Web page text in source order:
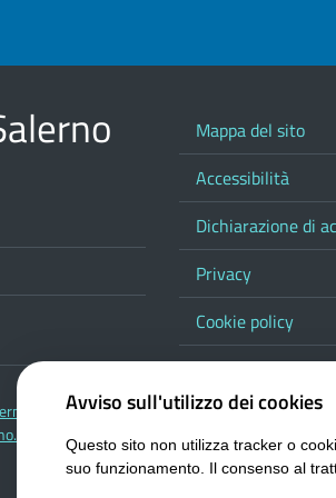
Mappa del sito
Accessibilità
Dichiarazione di
Privacy
Cookie policy
Note legali
Contatta la
Responsabile del
Avviso sull'utilizzo dei cookies
Questo sito non utilizza tracker o
suo funzionamento. Il consenso al